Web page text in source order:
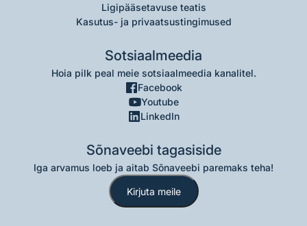
Ligipääsetavuse teatis
Kasutus- ja privaatsustingimused
Sotsiaalmeedia
Hoia pilk peal meie sotsiaalmeedia kanalitel.
Facebook
Youtube
LinkedIn
Sõnaveebi tagasiside
Iga arvamus loeb ja aitab Sõnaveebi paremaks teha!
Kirjuta meile